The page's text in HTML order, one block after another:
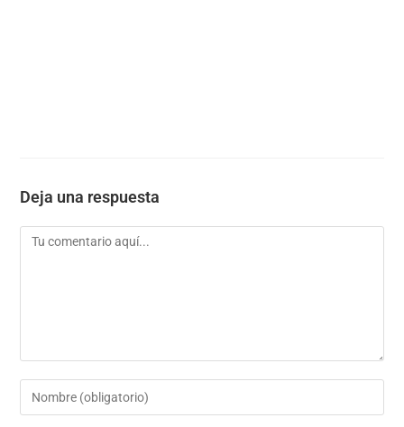
Deja una respuesta